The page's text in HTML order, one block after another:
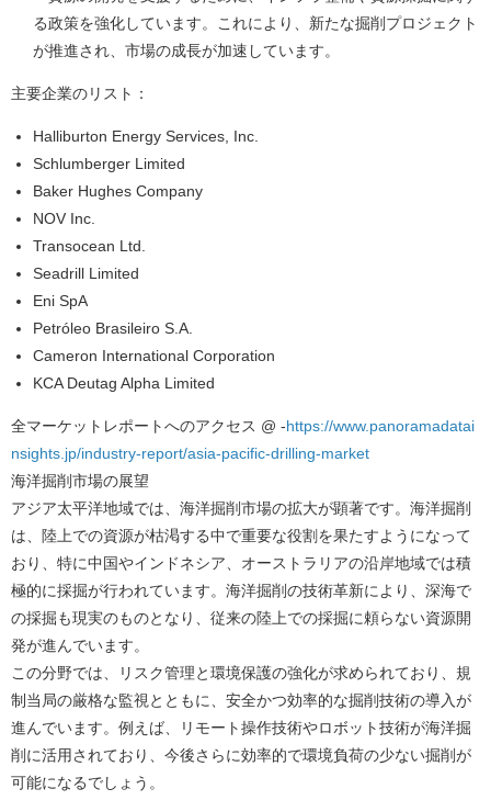
る政策を強化しています。これにより、新たな掘削プロジェクト
が推進され、市場の成長が加速しています。
主要企業のリスト：
Halliburton Energy Services, Inc.
Schlumberger Limited
Baker Hughes Company
NOV Inc.
Transocean Ltd.
Seadrill Limited
Eni SpA
Petróleo Brasileiro S.A.
Cameron International Corporation
KCA Deutag Alpha Limited
全マーケットレポートへのアクセス @ -https://www.panoramadatai
nsights.jp/industry-report/asia-pacific-drilling-market
海洋掘削市場の展望
アジア太平洋地域では、海洋掘削市場の拡大が顕著です。海洋掘削
は、陸上での資源が枯渇する中で重要な役割を果たすようになって
おり、特に中国やインドネシア、オーストラリアの沿岸地域では積
極的に採掘が行われています。海洋掘削の技術革新により、深海で
の採掘も現実のものとなり、従来の陸上での採掘に頼らない資源開
発が進んでいます。
この分野では、リスク管理と環境保護の強化が求められており、規
制当局の厳格な監視とともに、安全かつ効率的な掘削技術の導入が
進んでいます。例えば、リモート操作技術やロボット技術が海洋掘
削に活用されており、今後さらに効率的で環境負荷の少ない掘削が
可能になるでしょう。